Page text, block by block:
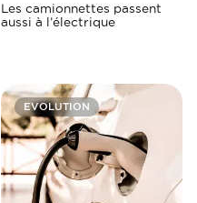
Les camionnettes passent
aussi à l’électrique
EVOLUTION